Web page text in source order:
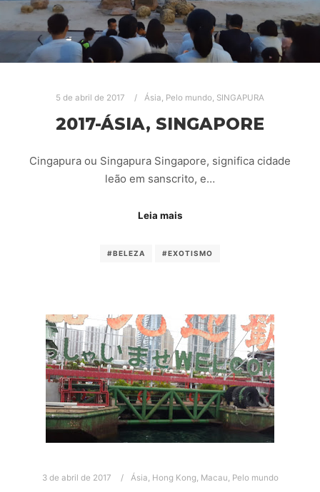
5 de abril de 2017 Ásia, Pelo mundo, SINGAPURA
2017-ÁSIA, SINGAPORE
Cingapura ou Singapura Singapore, significa cidade
leão em sanscrito, e…
Leia mais
#BELEZA #EXOTISMO
3 de abril de 2017 Ásia, Hong Kong, Macau, Pelo mundo